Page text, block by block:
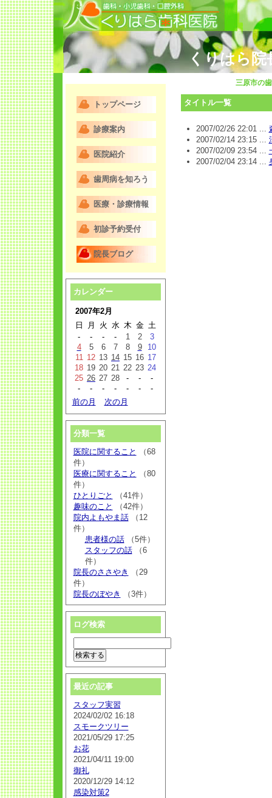
くりはら院
三原市の
タイトル一覧
2007/02/26 22:01 ...
2007/02/14 23:15 ...
2007/02/09 23:54 ...
2007/02/04 23:14 ...
トップページ
診療案内
医院紹介
歯周病を知ろう
医療・診療情報
初診予約受付
院長ブログ
カレンダー
2007年2月
日
月 火 水 木 金 土
-
- - - 1 2
3
4
5 6 7 8 9
10
11 12 13 14 15 16 17
18 19 20 21 22 23 24
25 26 27 28 - -
-
-
- - - - -
-
前の月
次の月
分類一覧
医院に関すること
（68
件）
医療に関すること
（80
件）
ひとりごと
（41件）
趣味のこと
（42件）
院内よもやま話（12
件）
患者様の話（5件）
スタッフの話（6
件）
院長のささやき
（29
件）
院長のぼやき
（3件）
ログ検索
最近の記事
スタッフ実習
2024/02/02 16:18
スモークツリー
2021/05/29 17:25
お花
2021/04/11 19:00
御礼
2020/12/29 14:12
感染対策2